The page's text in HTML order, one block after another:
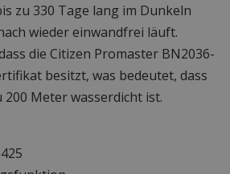
zu 330 Tage lang im Dunkeln
wieder einwandfrei läuft.
die Citizen Promaster BN2036-
besitzt, was bedeutet, dass
Meter wasserdicht ist.